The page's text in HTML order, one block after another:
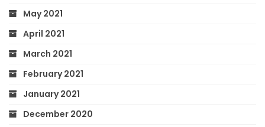
May 2021
April 2021
March 2021
February 2021
January 2021
December 2020